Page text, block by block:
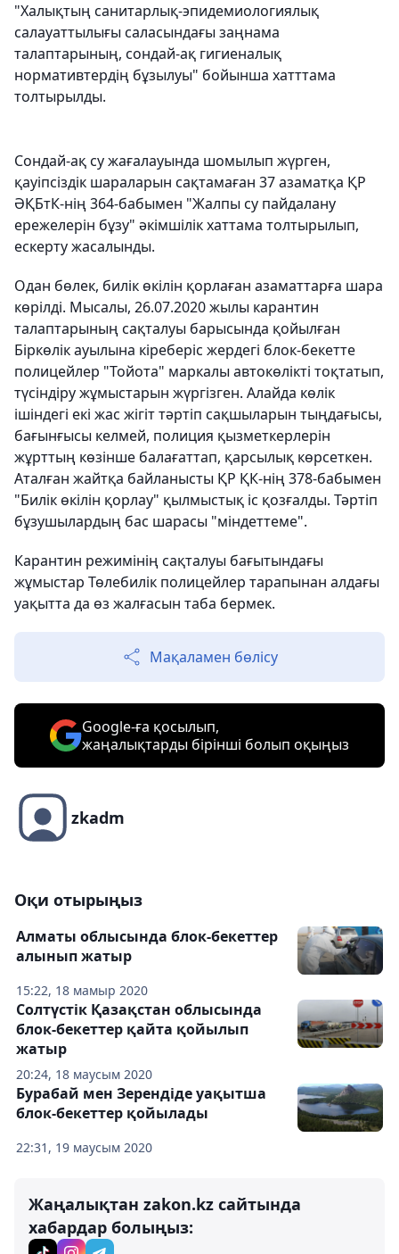
"Халықтың санитарлық-эпидемиологиялық
салауаттылығы саласындағы заңнама
талаптарының, сондай-ақ гигиеналық
нормативтердің бұзылуы" бойынша хатттама
толтырылды.
Сондай-ақ су жағалауында шомылып жүрген,
қауіпсіздік шараларын сақтамаған 37 азаматқа ҚР
ӘҚБтК-нің 364-бабымен "Жалпы су пайдалану
ережелерін бұзу" әкімшілік хаттама толтырылып,
ескерту жасалынды.
Одан бөлек, билік өкілін қорлаған азаматтарға шара
көрілді. Мысалы, 26.07.2020 жылы карантин
талаптарының сақталуы барысында қойылған
Біркөлік ауылына кіреберіс жердегі блок-бекетте
полицейлер "Тойота" маркалы автокөлікті тоқтатып,
түсіндіру жұмыстарын жүргізген. Алайда көлік
ішіндегі екі жас жігіт тәртіп сақшыларын тыңдағысы,
бағынғысы келмей, полиция қызметкерлерін
жұрттың көзінше балағаттап, қарсылық көрсеткен.
Аталған жайтқа байланысты ҚР ҚК-нің 378-бабымен
"Билік өкілін қорлау" қылмыстық іс қозғалды. Тәртіп
бұзушылардың бас шарасы "міндеттеме".
Карантин режимінің сақталуы бағытындағы
жұмыстар Төлебилік полицейлер тарапынан алдағы
уақытта да өз жалғасын таба бермек.
Мақаламен бөлісу
Google-ға қосылып,
жаңалықтарды бірінші болып оқыңыз
zkadm
Оқи отырыңыз
15:22, 18 мамыр 2020
Алматы облысында блок-бекеттер
алынып жатыр
20:24, 18 маусым 2020
Солтүстік Қазақстан облысында
блок-бекеттер қайта қойылып
жатыр
22:31, 19 маусым 2020
Бурабай мен Зерендіде уақытша
блок-бекеттер қойылады
Жаңалықтан zakon.kz сайтында
хабардар болыңыз: